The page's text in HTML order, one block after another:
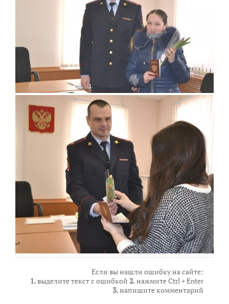
Если вы нашли ошибку на сайте:
1.выделите текст с ошибкой 2.нажмите Ctrl + Enter
3.напишите комментарий